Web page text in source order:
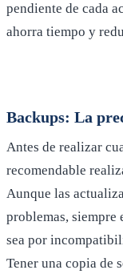
pendiente de cada
ahorra tiempo y
Backups: La
Antes de realizar
recomendable
Aunque las
problemas, siempre
sea por
Tener una copia de